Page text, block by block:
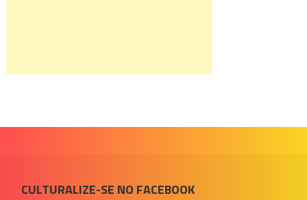
CULTURALIZE-SE NO FACEBOOK